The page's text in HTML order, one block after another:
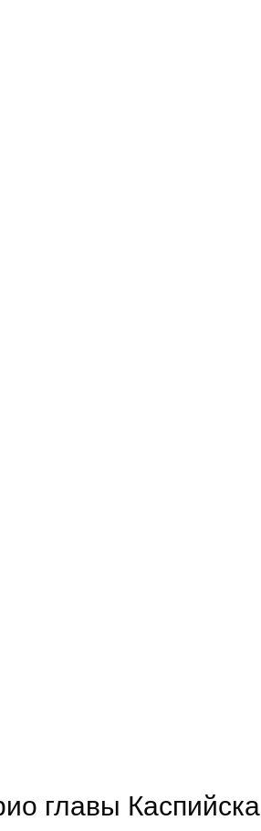
главы Каспийска